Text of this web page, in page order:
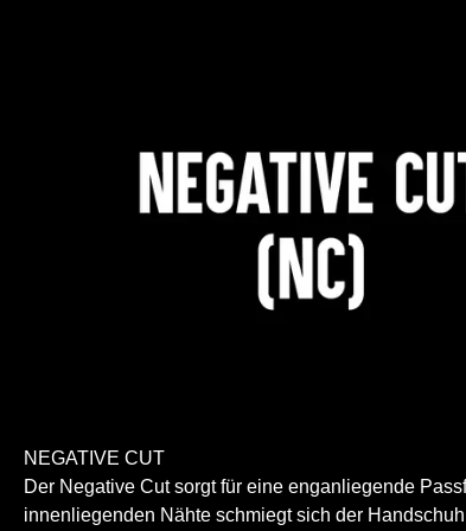
NEGATIVE CUT
Der Negative Cut sorgt für eine enganliegende
innenliegenden Nähte schmiegt sich der